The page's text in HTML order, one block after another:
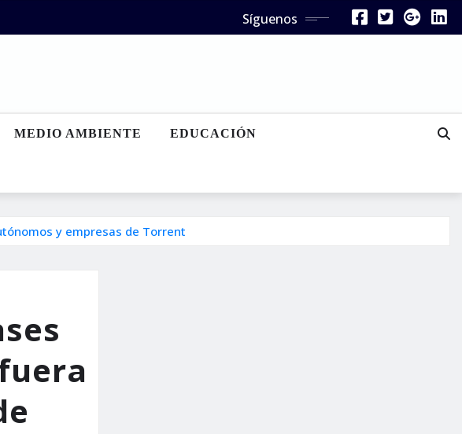
Síguenos
MEDIO AMBIENTE EDUCACIÓN
y empresas de Torrent